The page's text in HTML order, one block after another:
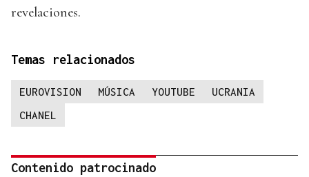
revelaciones.
Temas relacionados
EUROVISION MÚSICA YOUTUBE
UCRANIA
CHANEL
Contenido patrocinado